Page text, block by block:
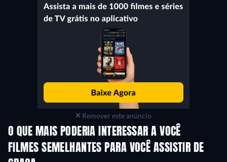
Remover este anúncio
O QUE MAIS PODERIA INTERESSAR A VOCÊ
FILMES SEMELHANTES PARA VOCÊ ASSISTIR DE